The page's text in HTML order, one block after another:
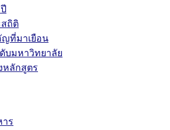
ถิติ
ที่มาเยือน
บมหาวิทยาลัย
หลักสูตร
ร